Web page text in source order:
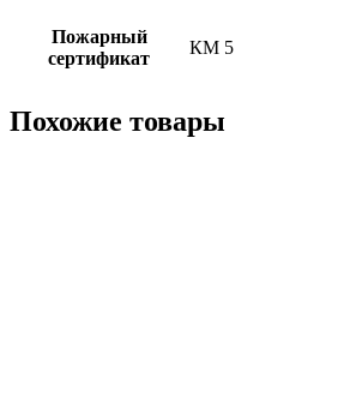
Пожарный
сертификат
КМ 5
Похожие товары